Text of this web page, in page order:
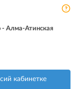
- Алма-Атинская
кабинетке